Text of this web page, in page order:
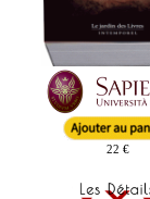
22 €